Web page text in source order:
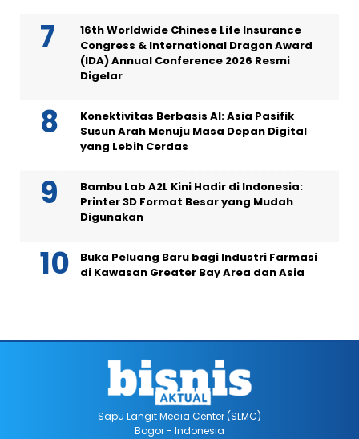
16th Worldwide Chinese Life Insurance
Congress & International Dragon Award
(IDA) Annual Conference 2026 Resmi
Digelar
Konektivitas Berbasis AI: Asia Pasifik
Susun Arah Menuju Masa Depan Digital
yang Lebih Cerdas
Bambu Lab A2L Kini Hadir di Indonesia:
Printer 3D Format Besar yang Mudah
Digunakan
Buka Peluang Baru bagi Industri Farmasi
di Kawasan Greater Bay Area dan Asia
Sapu Langit Media Center (SLMC)
Bogor - Indonesia